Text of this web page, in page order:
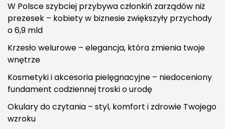
W Polsce szybciej przybywa członkiń zarządów niż
prezesek – kobiety w biznesie zwiększyły przychody
o 6,9 mld
Krzesło welurowe – elegancja, która zmienia twoje
wnętrze
Kosmetyki i akcesoria pielęgnacyjne – niedoceniony
fundament codziennej troski o urodę
Okulary do czytania – styl, komfort i zdrowie Twojego
wzroku